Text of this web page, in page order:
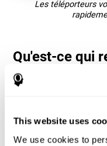
This website uses
We use cookies to
Les téléporteurs
Qu'est-ce qui
populaire ? -
l'espace et dans le temps.
correctes plus rapides
travaillant sur ses